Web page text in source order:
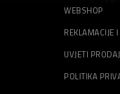
WEBSHOP
REKLAMACIJE
UVJETI
POLITIKA